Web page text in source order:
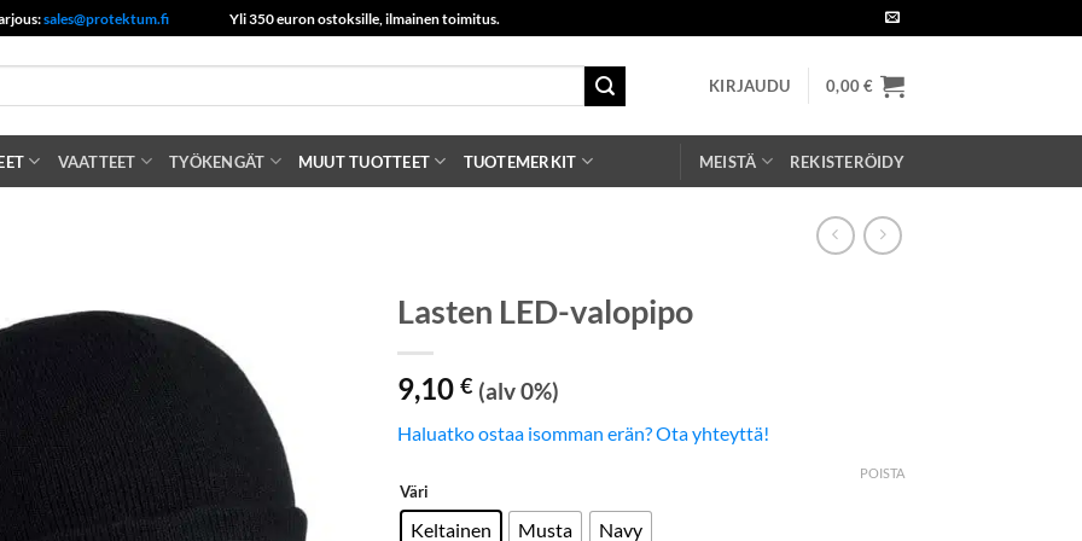
sales@protektum.fiYli 350 euron ostoksille, ilmainen toimitus.
KIRJAUDU 0,00€
VAATTEET TYÖKENGÄT MUUT TUOTTEET TUOTEMERKIT MEISTÄ REKISTERÖIDY
Lasten LED-valopipo
9,10 € (alv 0%)
Haluatko ostaa isomman erän? Ota yhteyttä!
Väri
Keltainen Musta Navy
POISTA